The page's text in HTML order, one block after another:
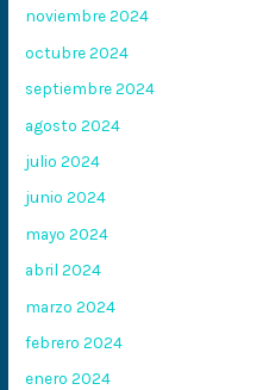
noviembre 2024
octubre 2024
septiembre 2024
agosto 2024
julio 2024
junio 2024
mayo 2024
abril 2024
marzo 2024
febrero 2024
enero 2024